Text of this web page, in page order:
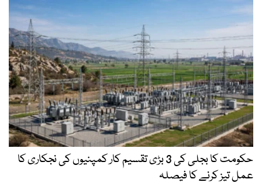
حکومت کا بجلی کی 3 بڑی تقسیم کار کمپنیوں کی نجکاری کا
عمل تیز کرنے کا فیصلہ